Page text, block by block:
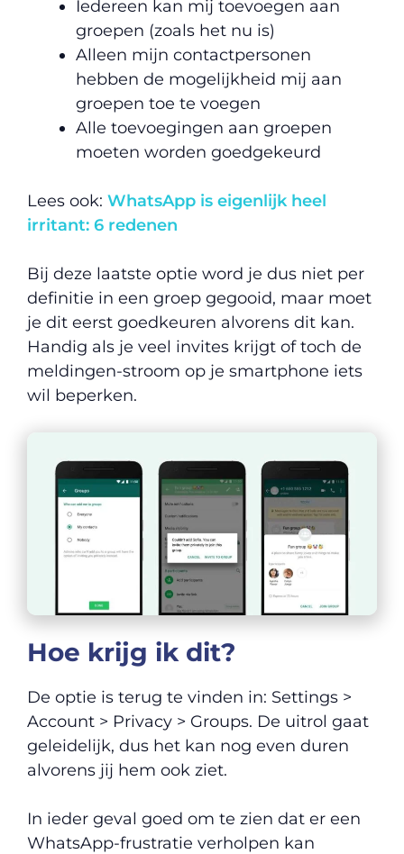
Iedereen kan mij toevoegen aan
groepen (zoals het nu is)
Alleen mijn contactpersonen
hebben de mogelijkheid mij aan
groepen toe te voegen
Alle toevoegingen aan groepen
moeten worden goedgekeurd
Lees ook: WhatsApp is eigenlijk heel
irritant: 6 redenen
Bij deze laatste optie word je dus niet per
definitie in een groep gegooid, maar moet
je dit eerst goedkeuren alvorens dit kan.
Handig als je veel invites krijgt of toch de
meldingen-stroom op je smartphone iets
wil beperken.
Hoe krijg ik dit?
De optie is terug te vinden in: Settings >
Account > Privacy > Groups. De uitrol gaat
geleidelijk, dus het kan nog even duren
alvorens jij hem ook ziet.
In ieder geval goed om te zien dat er een
WhatsApp-frustratie verholpen kan